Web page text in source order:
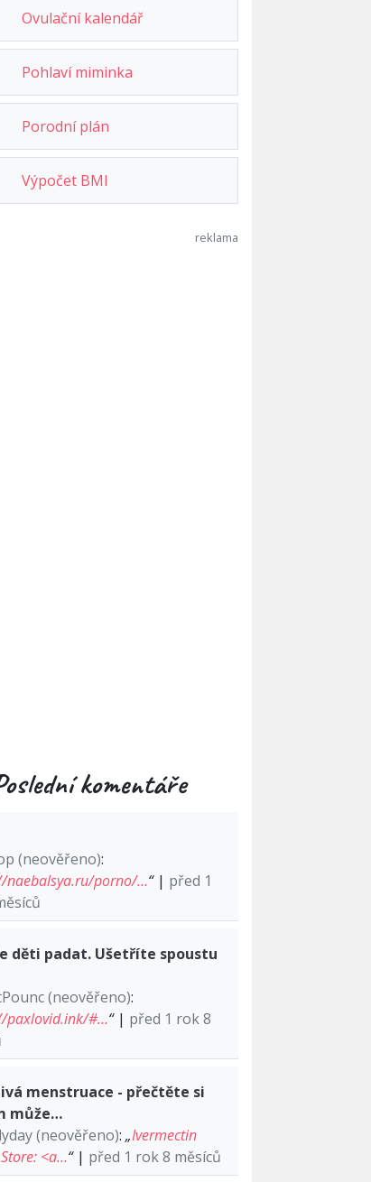
Ovulační kalendář
Pohlaví miminka
Porodní plán
Výpočet BMI
komentáře
(neověřeno):
naebalsya.ru/porno/…“| před 1
děti padat. Ušetříte spoustu
(neověřeno):
paxlovid.ink/#…“| před 1 rok 8
menstruace - přečtěte si
může…
(neověřeno): „Ivermectin
<a…“| před 1 rok 8 měsíců